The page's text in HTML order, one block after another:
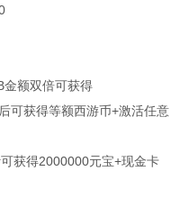
金额双倍可获得
可获得等额西游币+激活任意
获得2000000元宝+现金卡